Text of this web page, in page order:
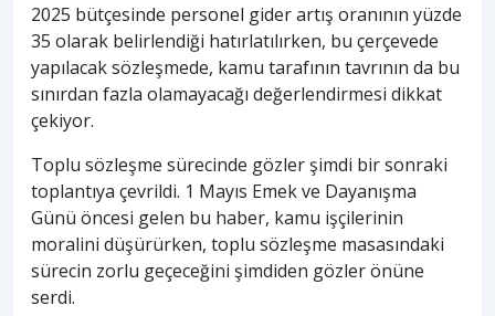
2025 bütçesinde personel gider artış oranının yüzde
35 olarak belirlendiği hatırlatılırken, bu çerçevede
yapılacak sözleşmede, kamu tarafının tavrının da bu
sınırdan fazla olamayacağı değerlendirmesi dikkat
çekiyor.
Toplu sözleşme sürecinde gözler şimdi bir sonraki
toplantıya çevrildi. 1 Mayıs Emek ve Dayanışma
Günü öncesi gelen bu haber, kamu işçilerinin
moralini düşürürken, toplu sözleşme masasındaki
sürecin zorlu geçeceğini şimdiden gözler önüne
serdi.